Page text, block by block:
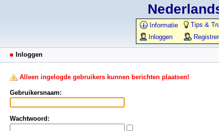
Informatie
Tips &
Inloggen
Inloggen
Alleen ingelogde gebruikers kunnen berichten plaatsen!
Gebruikersnaam:
Wachtwoord: